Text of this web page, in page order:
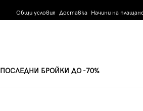
Общи условия Доставка Начини на
ПОСЛЕДНИ БРОЙКИ ДО -70%